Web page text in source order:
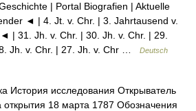
| Portal Biografien | Aktuelle
◄ | 4. Jt. v. Chr. | 3. Jahrtausend v.
| 31. Jh. v. Chr. | 30. Jh. v. Chr. | 29.
Jh. v. Chr. | 27. Jh. v. Chr …
Deutsch
История исследования Открыватель
18 марта 1787 Обозначения